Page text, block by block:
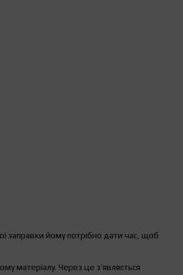
заправки йому потрібно дати час, щоб
матеріалу. Через це з’являється